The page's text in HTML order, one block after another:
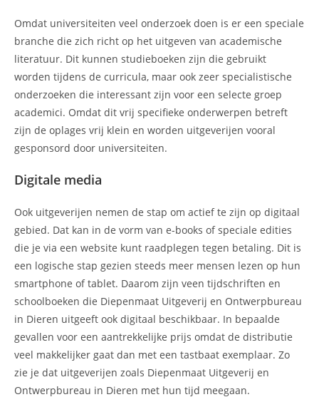
Omdat universiteiten veel onderzoek doen is er een speciale
branche die zich richt op het uitgeven van academische
literatuur. Dit kunnen studieboeken zijn die gebruikt
worden tijdens de curricula, maar ook zeer specialistische
onderzoeken die interessant zijn voor een selecte groep
academici. Omdat dit vrij specifieke onderwerpen betreft
zijn de oplages vrij klein en worden uitgeverijen vooral
gesponsord door universiteiten.
Digitale media
Ook uitgeverijen nemen de stap om actief te zijn op digitaal
gebied. Dat kan in de vorm van e-books of speciale edities
die je via een website kunt raadplegen tegen betaling. Dit is
een logische stap gezien steeds meer mensen lezen op hun
smartphone of tablet. Daarom zijn veen tijdschriften en
schoolboeken die Diepenmaat Uitgeverij en Ontwerpbureau
in Dieren uitgeeft ook digitaal beschikbaar. In bepaalde
gevallen voor een aantrekkelijke prijs omdat de distributie
veel makkelijker gaat dan met een tastbaat exemplaar. Zo
zie je dat uitgeverijen zoals Diepenmaat Uitgeverij en
Ontwerpbureau in Dieren met hun tijd meegaan.